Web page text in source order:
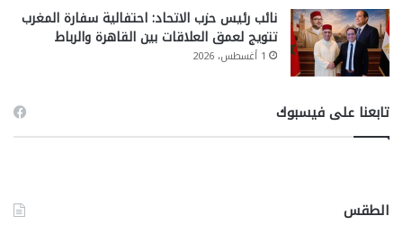
نائب رئيس حزب الاتحاد: احتفالية سفارة المغرب
تتويج لعمق العلاقات بين القاهرة والرباط
1 أغسطس، 2026
تابعنا على فيسبوك
الطقس